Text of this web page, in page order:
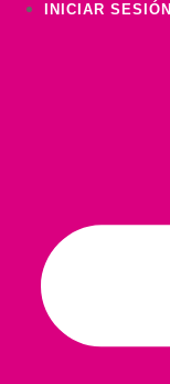
INICIAR SESIÓN